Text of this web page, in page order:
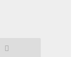
Siguiente